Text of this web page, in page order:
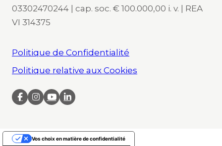
03302470244 | cap. soc. € 100.000,00 i. v. | REA
VI 314375
Politique de Confidentialité
Politique relative aux Cookies
Vos choix en matière de confidentialité